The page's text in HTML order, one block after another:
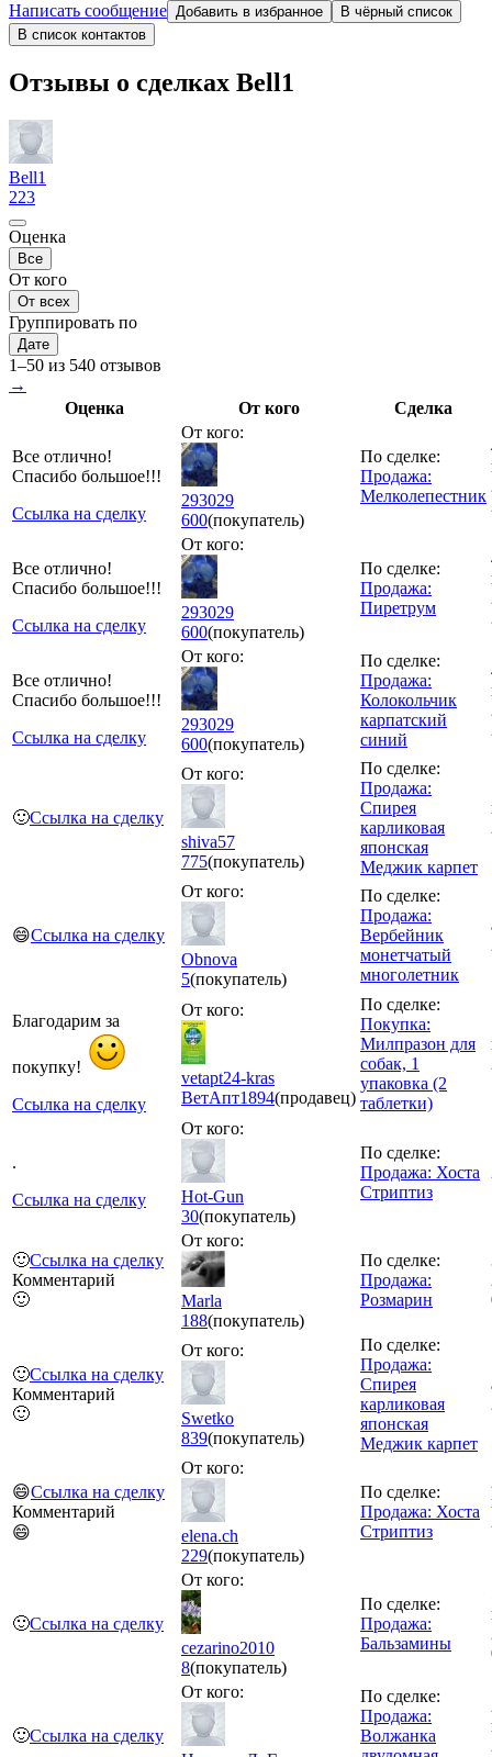
Написать сообщение Добавить в избранное
В чёрный список
В список контактов
Отзывы о сделках Bell1
Bell1
223
Оценка
Все
От кого
От всех
Группировать по
Дате
1–50 из 540 отзывов
→
Оценка
От кого Сделка
Все отлично!
Спасибо большое!!!
Ссылка на сделку
От кого:
293029
600(покупатель)
По сделке:
Продажа:
Мелколепестник
Все отлично!
Спасибо большое!!!
Ссылка на сделку
От кого:
293029
600(покупатель)
По сделке:
Продажа:
Пиретрум
Все отлично!
Спасибо большое!!!
Ссылка на сделку
От кого:
293029
600(покупатель)
По сделке:
Продажа:
Колокольчик
карпатский
синий
🙂Ссылка на сделку
От кого:
shiva57
775(покупатель)
По сделке:
Продажа:
Спирея
карликовая
японская
Меджик карпет
😄Ссылка на сделку
От кого:
Obnova
5(покупатель)
По сделке:
Продажа:
Вербейник
монетчатый
многолетник
Благодарим за
покупку!
Ссылка на сделку
От кого:
vetapt24-kras
ВетАпт1894(продавец)
По сделке:
Покупка:
Милпразон для
собак, 1
упаковка (2
таблетки)
.
Ссылка на сделку
От кого:
Hot-Gun
30(покупатель)
По сделке:
Продажа: Хоста
Стриптиз
🙂Ссылка на сделку
Комментарий
🙂
От кого:
Marla
188(покупатель)
По сделке:
Продажа:
Розмарин
🙂Ссылка на сделку
Комментарий
🙂
От кого:
Swetko
839(покупатель)
По сделке:
Продажа:
Спирея
карликовая
японская
Меджик карпет
😄Ссылка на сделку
Комментарий
😄
От кого:
elena.ch
229(покупатель)
По сделке:
Продажа: Хоста
Стриптиз
🙂Ссылка на сделку
От кого:
cezarino2010
8(покупатель)
По сделке:
Продажа:
Бальзамины
🙂Ссылка на сделку
От кого:
По сделке:
Продажа:
Волжанка